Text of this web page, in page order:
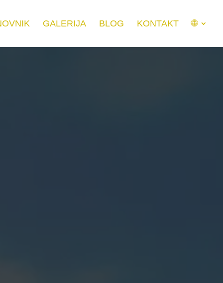
GALERIJA BLOG KONTAKT 🌐